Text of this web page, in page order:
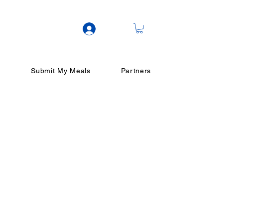
Submit My Meals Partners